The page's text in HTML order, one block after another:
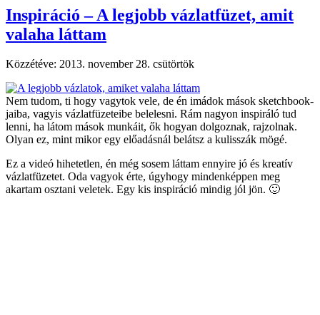
Inspiráció – A legjobb vázlatfüzet, amit
valaha láttam
Közzétéve: 2013. november 28. csütörtök
Nem tudom, ti hogy vagytok vele, de én imádok mások sketchbook-
jaiba, vagyis vázlatfüzeteibe belelesni. Rám nagyon inspiráló tud
lenni, ha látom mások munkáit, ők hogyan dolgoznak, rajzolnak.
Olyan ez, mint mikor egy előadásnál belátsz a kulisszák mögé.
Ez a videó hihetetlen, én még sosem láttam ennyire jó és kreatív
vázlatfüzetet. Oda vagyok érte, úgyhogy mindenképpen meg
akartam osztani veletek. Egy kis inspiráció mindig jól jön. 🙂